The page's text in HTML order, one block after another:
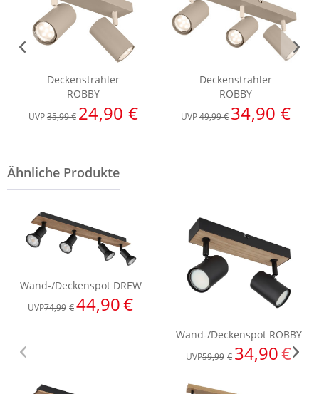
Deckenstrahler
ROBBY
UVP35,99 € 24,90 €
Deckenstrahler
ROBBY
UVP49,99 € 34,90 €